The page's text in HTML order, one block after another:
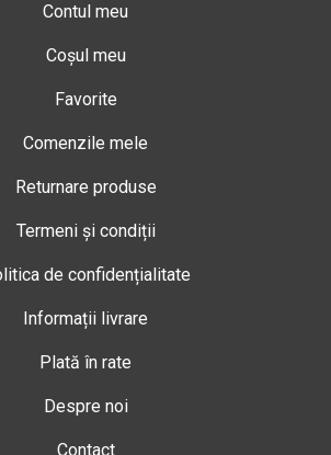
Contul meu
Coșul meu
Favorite
Comenzile mele
Returnare produse
Termeni și condiții
de confidențialitate
Informații livrare
Plată în rate
Despre noi
Contact